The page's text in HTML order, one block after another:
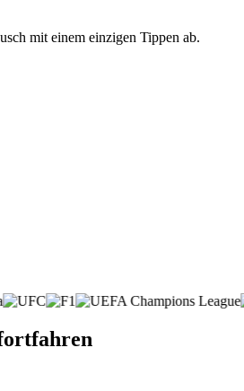
mit einem einzigen Tippen ab.